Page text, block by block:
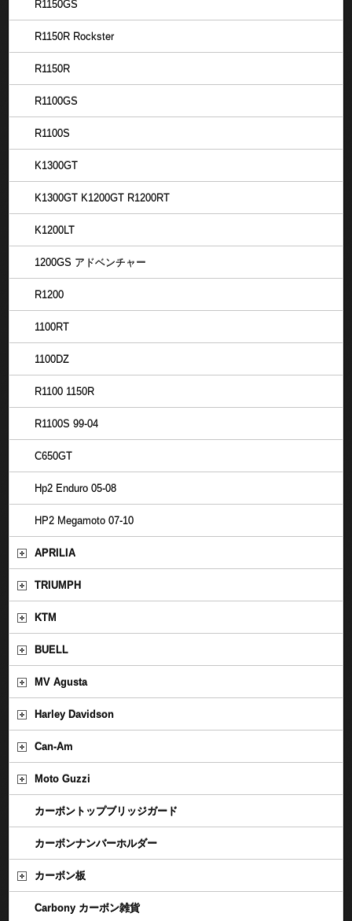
R1150GS
R1150R Rockster
R1150R
R1100GS
R1100S
K1300GT
K1300GT K1200GT R1200RT
K1200LT
1200GS アドベンチャー
R1200
1100RT
1100DZ
R1100 1150R
R1100S 99-04
C650GT
Hp2 Enduro 05-08
HP2 Megamoto 07-10
APRILIA
TRIUMPH
KTM
BUELL
MV Agusta
Harley Davidson
Can-Am
Moto Guzzi
カーボントップブリッジガード
カーボンナンバーホルダー
カーボン板
Carbony カーボン雑貨